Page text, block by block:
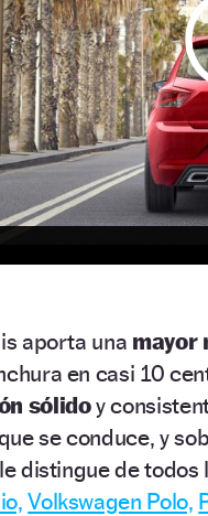
aporta una mayor
en casi 10
sólidoy
se conduce, y
distingue de
Volkswagen Polo,